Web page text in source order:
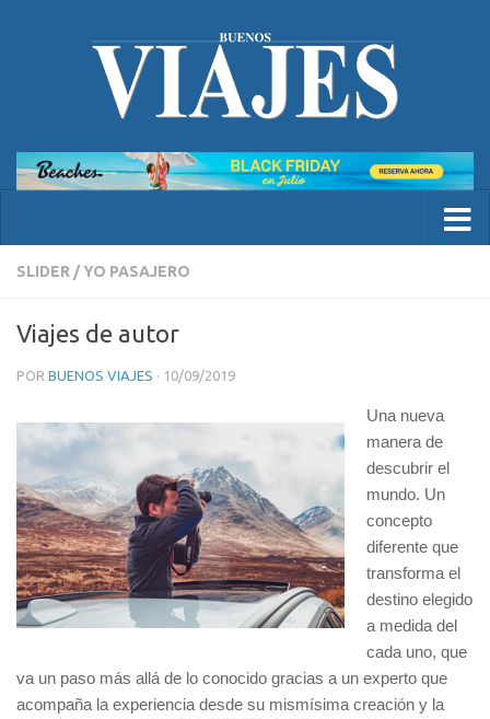
SLIDER / YO PASAJERO
Viajes de autor
POR BUENOS VIAJES · 10/09/2019
Una nueva
manera de
descubrir el
mundo. Un
concepto
diferente que
transforma el
destino elegido
a medida del
cada uno, que
va un paso más allá de lo conocido gracias a un experto que
acompaña la experiencia desde su mismísima creación y la